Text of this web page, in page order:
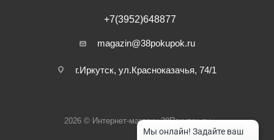
+7(3952)648877
magazin@38pokupok.ru
г.Иркутск, ул.Красноказачья, 74/1
2026 © Интернет-магазин 38Покупок.ру